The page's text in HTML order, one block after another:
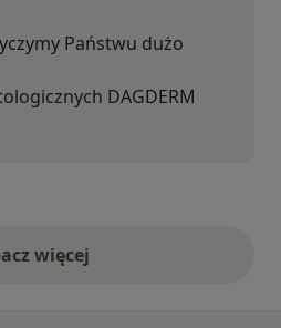
Państwu dużo
DAGDERM
więcej
opinie powyżej